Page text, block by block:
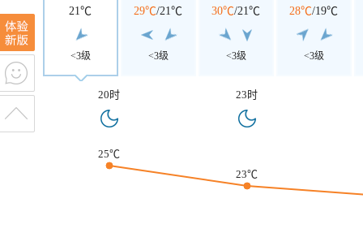
21℃
<3级
29℃/21℃
<3级
30℃/21℃
<3级
28℃/19℃
<3级
20时 23时
25℃
23℃